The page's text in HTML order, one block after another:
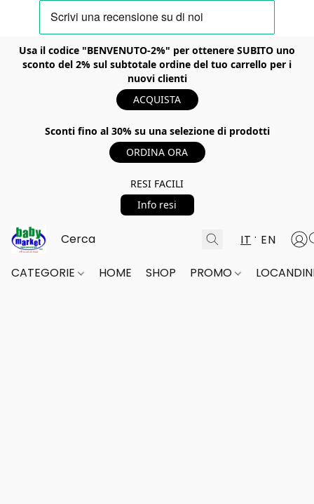
Usa il codice "BENVENUTO-2%" per ottenere SUBITO uno
sconto del 2% sul subtotale ordine del tuo carrello per i
nuovi clienti
ACQUISTA
Sconti fino al 30% su una selezione di prodotti
ORDINA ORA
RESI FACILI
Info resi
IT EN
CATEGORIE HOME SHOP PROMO